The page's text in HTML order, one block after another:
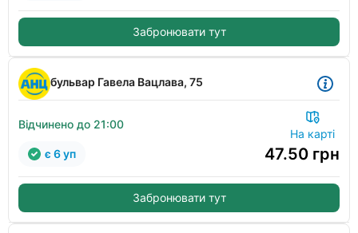
Забронювати тут
бульвар Гавела Вацлава, 75
Відчинено до 21:00
На карті
47.50 грн
є 6 уп
Забронювати тут